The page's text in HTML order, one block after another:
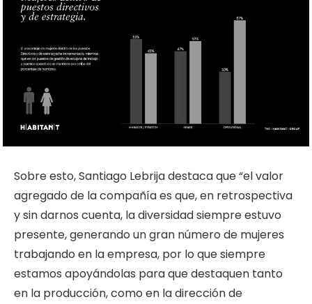
Sobre esto, Santiago Lebrija destaca que “el valor
agregado de la compañía es que, en retrospectiva
y sin darnos cuenta, la diversidad siempre estuvo
presente, generando un gran número de mujeres
trabajando en la empresa, por lo que siempre
estamos apoyándolas para que destaquen tanto
en la producción, como en la dirección de